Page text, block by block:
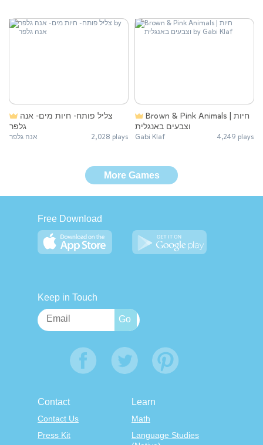
גלפר
אנה גלפר 2,028 plays
וצבעים באנגלית
Gabi Klaf 4,249 plays
More Games
Free Download
Keep in Touch
Contact
Contact Us
Press Kit
Learn
Math
Language Studies